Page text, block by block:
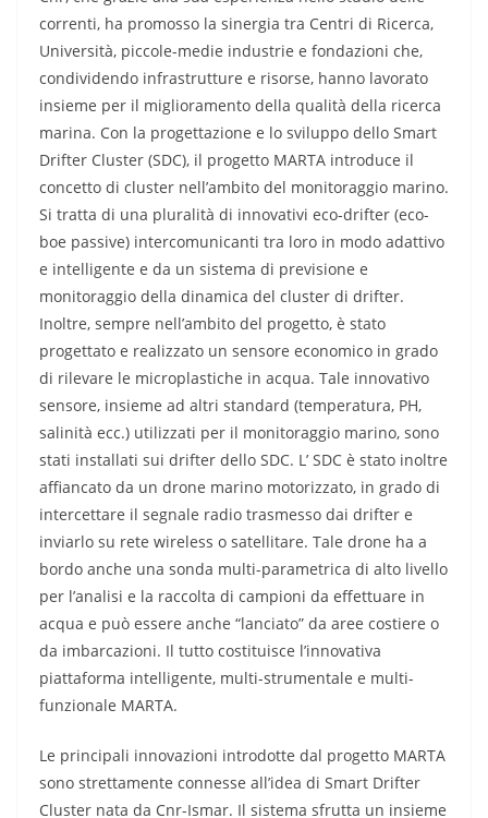
correnti, ha promosso la sinergia tra Centri di Ricerca,
Università, piccole-medie industrie e fondazioni che,
condividendo infrastrutture e risorse, hanno lavorato
insieme per il miglioramento della qualità della ricerca
marina. Con la progettazione e lo sviluppo dello Smart
Drifter Cluster (SDC), il progetto MARTA introduce il
concetto di cluster nell’ambito del monitoraggio marino.
Si tratta di una pluralità di innovativi eco-drifter (eco-
boe passive) intercomunicanti tra loro in modo adattivo
e intelligente e da un sistema di previsione e
monitoraggio della dinamica del cluster di drifter.
Inoltre, sempre nell’ambito del progetto, è stato
progettato e realizzato un sensore economico in grado
di rilevare le microplastiche in acqua. Tale innovativo
sensore, insieme ad altri standard (temperatura, PH,
salinità ecc.) utilizzati per il monitoraggio marino, sono
stati installati sui drifter dello SDC. L’ SDC è stato inoltre
affiancato da un drone marino motorizzato, in grado di
intercettare il segnale radio trasmesso dai drifter e
inviarlo su rete wireless o satellitare. Tale drone ha a
bordo anche una sonda multi-parametrica di alto livello
per l’analisi e la raccolta di campioni da effettuare in
acqua e può essere anche “lanciato” da aree costiere o
da imbarcazioni. Il tutto costituisce l’innovativa
piattaforma intelligente, multi-strumentale e multi-
funzionale MARTA.
Le principali innovazioni introdotte dal progetto MARTA
sono strettamente connesse all’idea di Smart Drifter
Cluster nata da Cnr-Ismar. Il sistema sfrutta un insieme